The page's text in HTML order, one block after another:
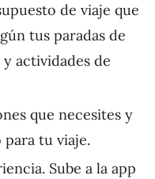
de viaje que
tus paradas de
actividades de
que necesites y
tu viaje.
Sube a la app